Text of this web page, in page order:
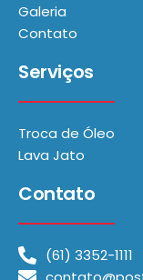
Galeria
Contato
Serviços
Troca de Óleo
Lava Jato
Contato
(61) 3352-1111